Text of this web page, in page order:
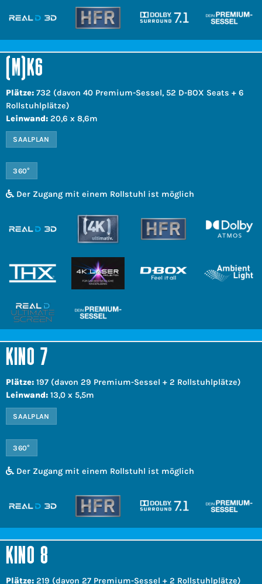
(M)K6
Plätze: 732 (davon 40 Premium-Sessel, 52 D-BOX Seats + 6
Rollstuhlplätze)
Leinwand: 20,6 x 8,6m
SAALPLAN
360°
Der Zugang mit einem Rollstuhl ist möglich
KINO 7
Plätze: 197 (davon 29 Premium-Sessel + 2 Rollstuhlplätze)
Leinwand: 13,0 x 5,5m
SAALPLAN
360°
Der Zugang mit einem Rollstuhl ist möglich
KINO 8
Plätze: 219 (davon 27 Premium-Sessel + 2 Rollstuhlplätze)